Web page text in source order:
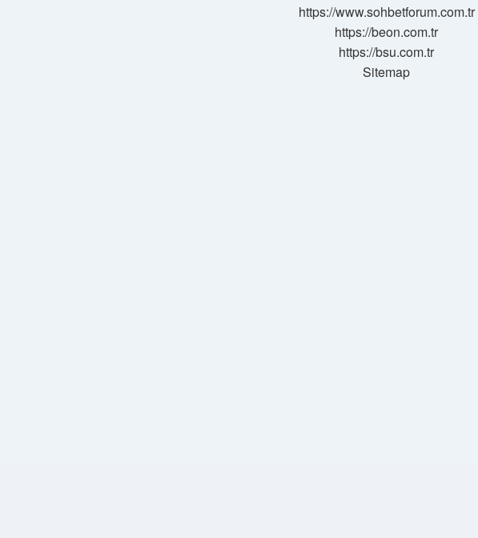
https://www.sohbetforum.com.tr
https://beon.com.tr
https://bsu.com.tr
Sitemap